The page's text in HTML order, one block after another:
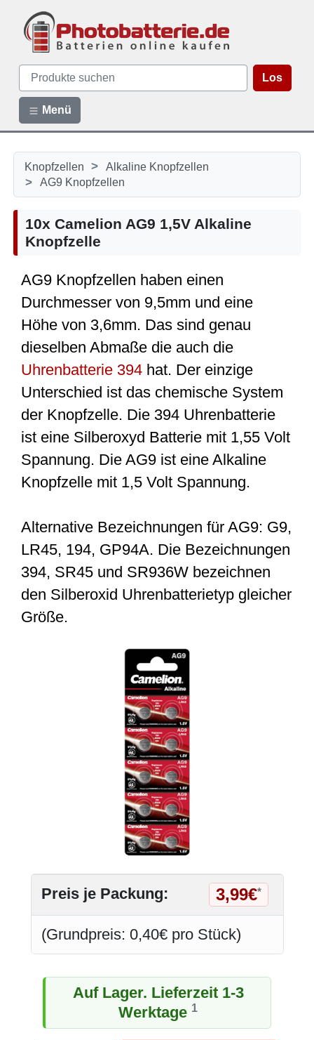
Los
Menü
Knopfzellen > Alkaline Knopfzellen
> AG9 Knopfzellen
10x Camelion AG9 1,5V Alkaline
Knopfzelle
AG9 Knopfzellen haben einen
Durchmesser von 9,5mm und eine
Höhe von 3,6mm. Das sind genau
dieselben Abmaße die auch die
Uhrenbatterie 394 hat. Der einzige
Unterschied ist das chemische System
der Knopfzelle. Die 394 Uhrenbatterie
ist eine Silberoxyd Batterie mit 1,55 Volt
Spannung. Die AG9 ist eine Alkaline
Knopfzelle mit 1,5 Volt Spannung.
Alternative Bezeichnungen für AG9: G9,
LR45, 194, GP94A. Die Bezeichnungen
394, SR45 und SR936W bezeichnen
den Silberoxid Uhrenbatterietyp gleicher
Größe.
Preis je Packung: 3,99€*
(Grundpreis: 0,40€ pro Stück)
Auf Lager. Lieferzeit 1-3
Werktage 1